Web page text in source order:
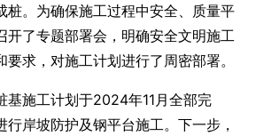
桩。为确保施工过程中安全、质量平
开了专题部署会，明确安全文明施工
求，对施工计划进行了周密部署。
基施工计划于2024年11月全部完
行岸坡防护及钢平台施工。下一步，